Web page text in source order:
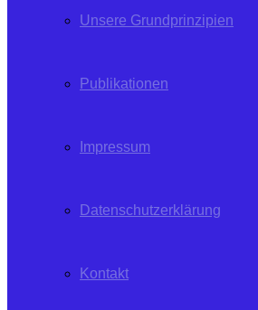
Unsere Grundprinzipien
Publikationen
Impressum
Datenschutzerklärung
Kontakt